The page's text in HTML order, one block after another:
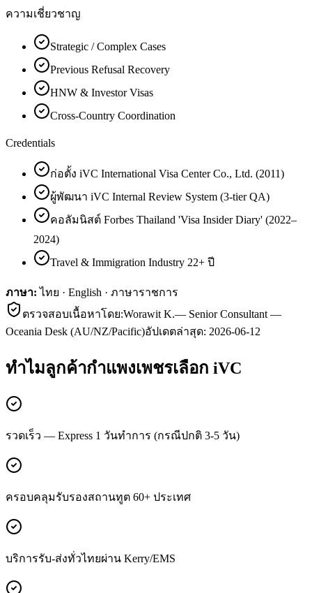
ความเชี่ยวชาญ
Strategic / Complex Cases
Previous Refusal Recovery
HNW & Investor Visas
Cross-Country Coordination
Credentials
ก่อตั้ง iVC International Visa Center Co., Ltd. (2011)
ผู้พัฒนา iVC Internal Review System (3-tier QA)
คอลัมนิสต์ Forbes Thailand 'Visa Insider Diary' (2022–
2024)
Travel & Immigration Industry 22+ ปี
ภาษา: ไทย · English · ภาษาราชการ
ตรวจสอบเนื้อหาโดย:Worawit K.— Senior Consultant —
Oceania Desk (AU/NZ/Pacific)อัปเดตล่าสุด: 2026-06-12
ทำไมลูกค้ากำแพงเพชรเลือก iVC
รวดเร็ว — Express 1 วันทำการ (กรณีปกติ 3-5 วัน)
ครอบคลุมรับรองสถานทูต 60+ ประเทศ
บริการรับ-ส่งทั่วไทยผ่าน Kerry/EMS